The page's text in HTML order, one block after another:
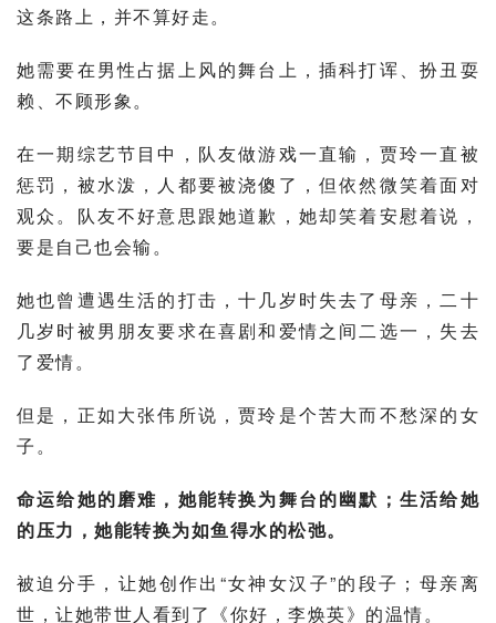
这条路上，并不算好走。
她需要在男性占据上风的舞台上，插科打诨、扮丑耍
赖、不顾形象。
在一期综艺节目中，队友做游戏一直输，贾玲一直被
惩罚，被水泼，人都要被浇傻了，但依然微笑着面对
观众。队友不好意思跟她道歉，她却笑着安慰着说，
要是自己也会输。
她也曾遭遇生活的打击，十几岁时失去了母亲，二十
几岁时被男朋友要求在喜剧和爱情之间二选一，失去
了爱情。
但是，正如大张伟所说，贾玲是个苦大而不愁深的女
子。
命运给她的磨难，她能转换为舞台的幽默；生活给她
的压力，她能转换为如鱼得水的松弛。
被迫分手，让她创作出“女神女汉子”的段子；母亲离
世，让她带世人看到了《你好， 李焕英》的温情。